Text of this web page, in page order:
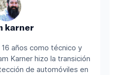
karner
años como técnico y
Karner hizo la transición
de automóviles en